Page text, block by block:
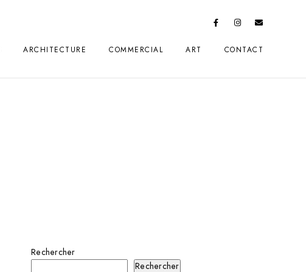
ARCHITECTURE COMMERCIAL ART CONTACT
Rechercher
Rechercher